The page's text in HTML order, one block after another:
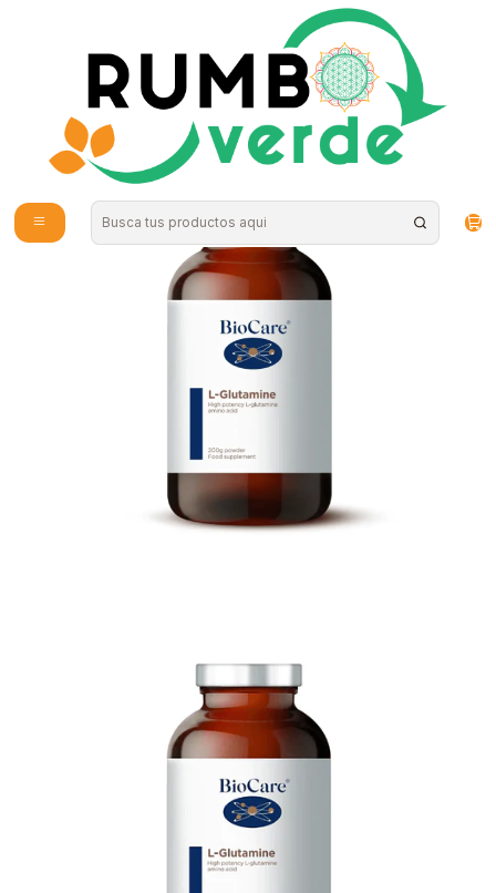
Envío gratis por compras sobre los 59.990 en la provincia de Santiago
Sports Nutrition